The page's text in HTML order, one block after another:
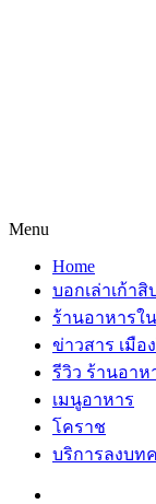
Menu
Home
บอกเล่าเก้าสิ
ร้านอาหารใ
ข่าวสาร เมือ
รีวิว ร้านอาห
เมนูอาหาร
โคราช
บริการลงบท